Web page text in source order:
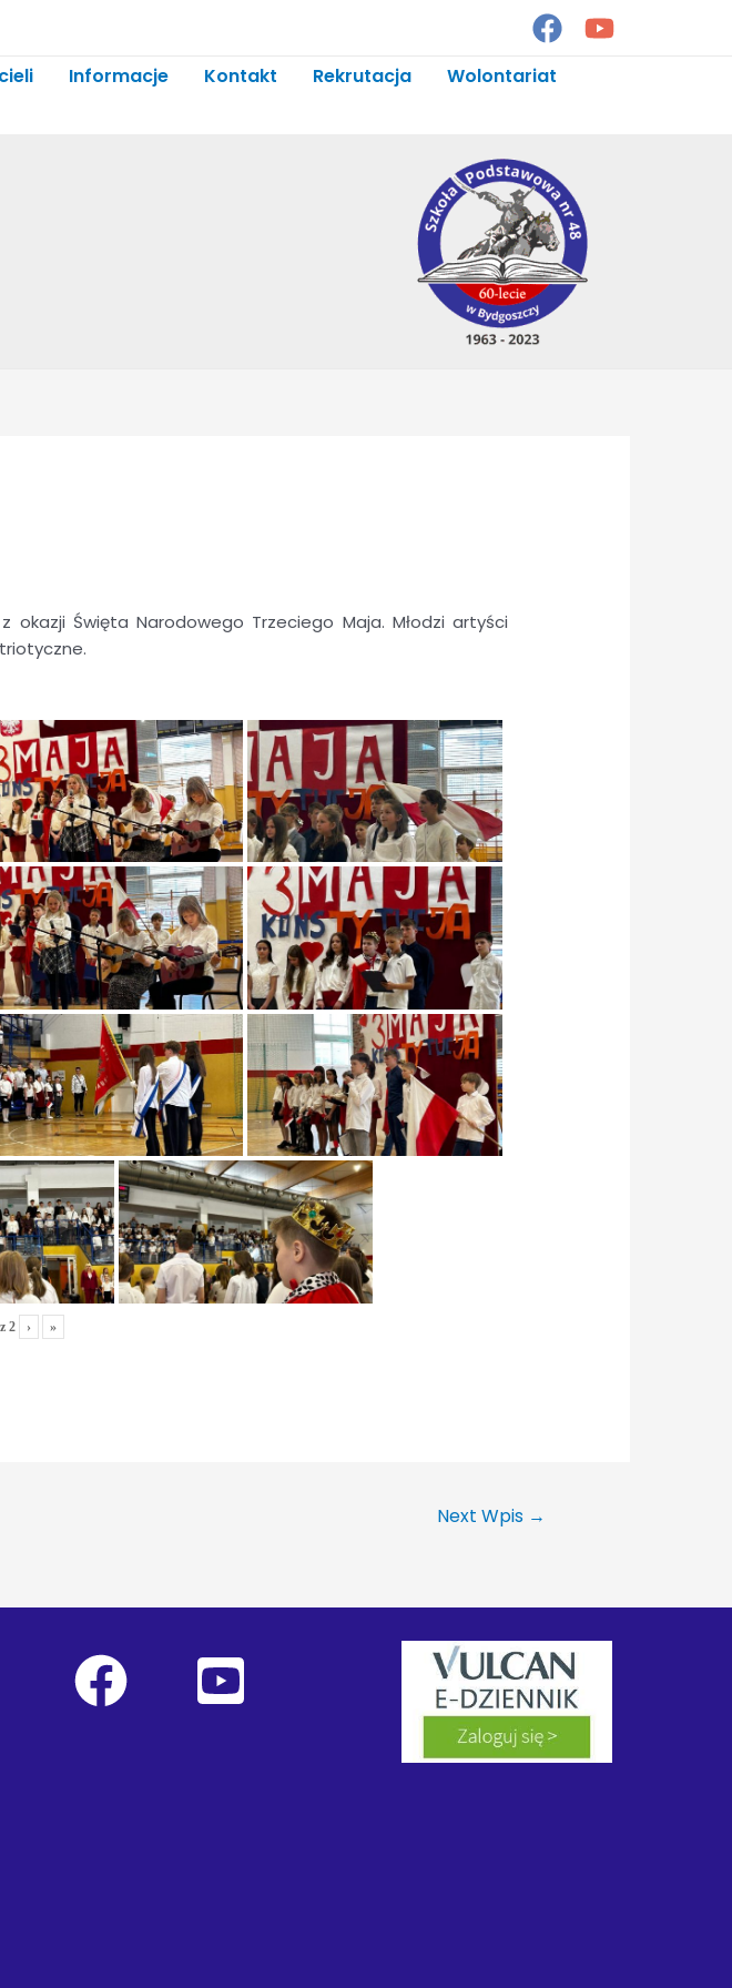
Informacje Kontakt Rekrutacja
Wolontariat
okazji Święta Narodowego Trzeciego Maja. Młodzi artyści
z 2 › »
Next Wpis →